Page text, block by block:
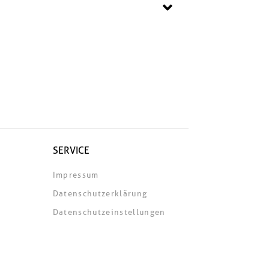
SERVICE
Impressum
Datenschutzerklärung
Datenschutzeinstellungen